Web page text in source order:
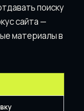
поискy
сайта —
материалы в